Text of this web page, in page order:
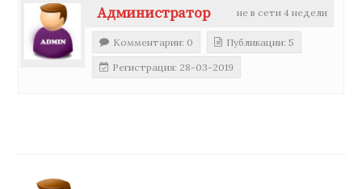
не в сети 4 недели
Администратор
Комментарии: 0 Публикации: 5
Регистрация: 28-03-2019